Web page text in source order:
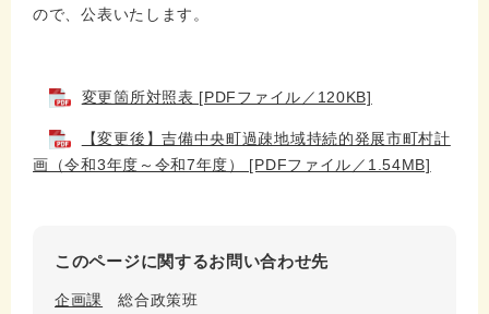
ので、公表いたします。
変更箇所対照表 [PDFファイル／120KB]
【変更後】吉備中央町過疎地域持続的発展市町村計
画（令和3年度～令和7年度） [PDFファイル／1.54MB]
このページに関するお問い合わせ先
企画課 総合政策班